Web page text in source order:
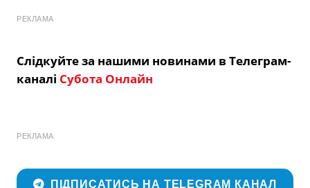
РЕКЛАМА
Слідкуйте за нашими новинами в Телеграм-
каналі Субота Онлайн
РЕКЛАМА
ПІДПИСАТИСЬ НА TELEGRAM КАНАЛ